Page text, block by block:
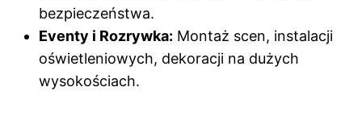
bezpieczeństwa.
Eventy i Rozrywka: Montaż scen, instalacji
oświetleniowych, dekoracji na dużych
wysokościach.